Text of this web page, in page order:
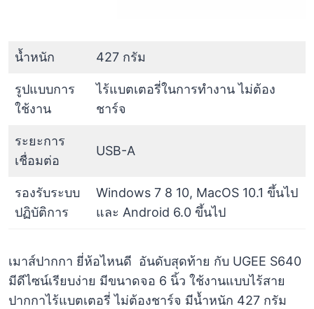
น้ำหนัก 427 กรัม
รูปแบบการ
ใช้งาน
ไร้แบตเตอรี่ในการทำงาน ไม่ต้อง
ชาร์จ
ระยะการ
เชื่อมต่อ
USB-A
รองรับระบบ
ปฏิบัติการ
Windows 7 8 10, MacOS 10.1 ขึ้นไป
และ Android 6.0 ขึ้นไป
เมาส์ปากกา ยี่ห้อไหนดี อันดับสุดท้าย กับ UGEE S640
มีดีไซน์เรียบง่าย มีขนาดจอ 6 นิ้ว ใช้งานแบบไร้สาย
ปากกาไร้แบตเตอรี่ ไม่ต้องชาร์จ มีน้ำหนัก 427 กรัม